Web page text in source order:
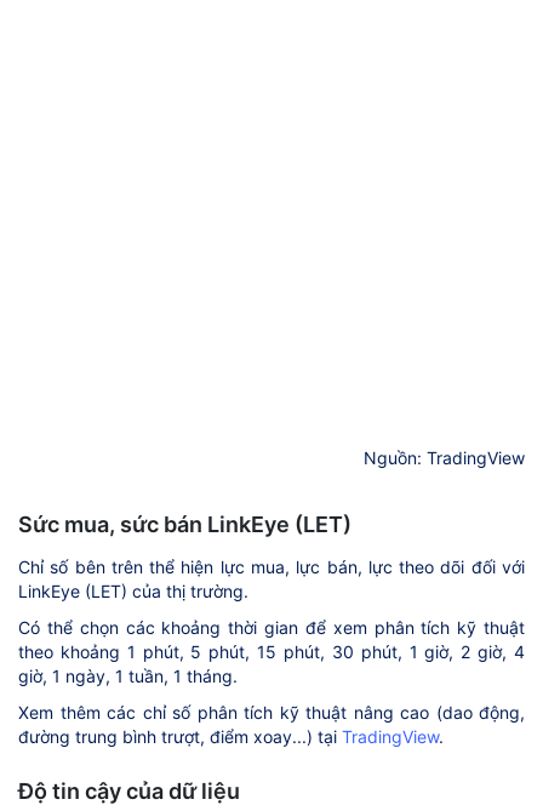
Nguồn: TradingView
Sức mua, sức bán LinkEye (LET)
Chỉ số bên trên thể hiện lực mua, lực bán, lực theo dõi đối với
LinkEye (LET) của thị trường.
Có thể chọn các khoảng thời gian để xem phân tích kỹ thuật
theo khoảng 1 phút, 5 phút, 15 phút, 30 phút, 1 giờ, 2 giờ, 4
giờ, 1 ngày, 1 tuần, 1 tháng.
Xem thêm các chỉ số phân tích kỹ thuật nâng cao (dao động,
đường trung bình trượt, điểm xoay...) tại TradingView.
Độ tin cậy của dữ liệu